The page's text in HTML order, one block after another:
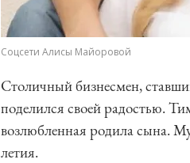
Соцсети Алисы Майоровой
Столичный бизнесмен,
поделился своей радостью.
возлюбленная родила сына.
летия.